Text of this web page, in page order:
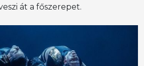
át a főszerepet.